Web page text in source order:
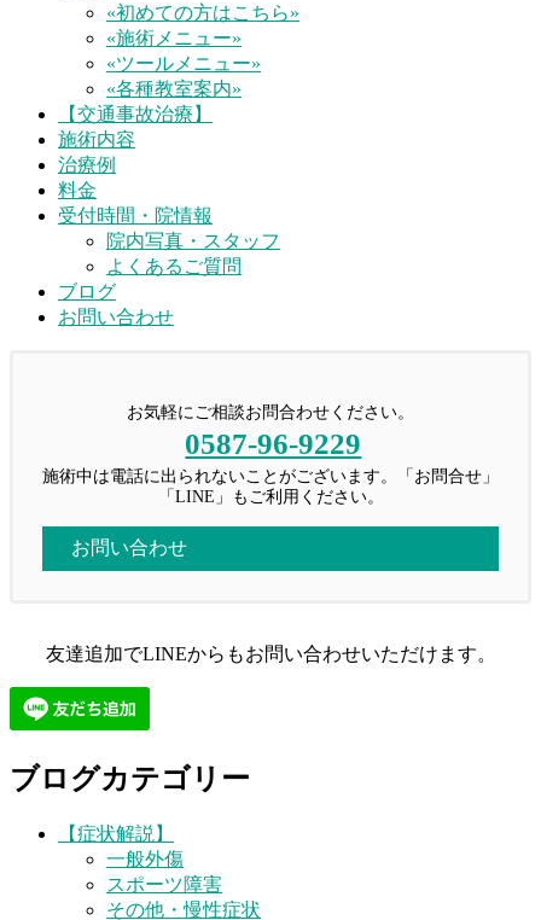
«初めての方はこちら»
«施術メニュー»
«ツールメニュー»
«各種教室案内»
【交通事故治療】
施術内容
治療例
料金
受付時間・院情報
院内写真・スタッフ
よくあるご質問
ブログ
お問い合わせ
お気軽にご相談お問合わせください。
0587-96-9229
施術中は電話に出られないことがございます。「お問合せ」
「LINE」もご利用ください。
お問い合わせ
友達追加でLINEからもお問い合わせいただけます。
ブログカテゴリー
【症状解説】
一般外傷
スポーツ障害
その他・慢性症状